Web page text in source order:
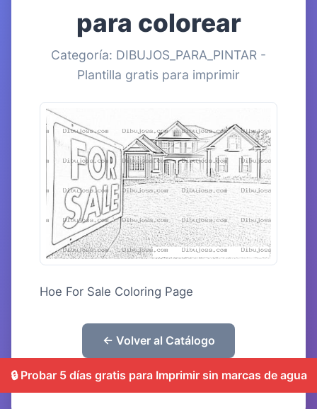
para colorear
Categoría: DIBUJOS_PARA_PINTAR -
Plantilla gratis para imprimir
Hoe For Sale Coloring Page
← Volver al Catálogo
🔒 Probar 5 días gratis para Imprimir sin marcas de agua